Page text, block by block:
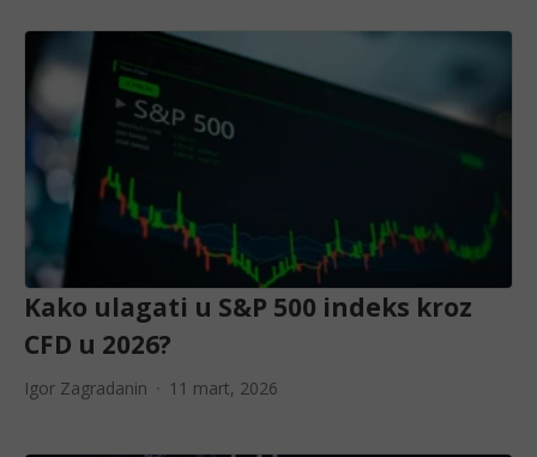
Kako ulagati u S&P 500 indeks kroz
CFD u 2026?
Igor Zagradanin 11 mart, 2026